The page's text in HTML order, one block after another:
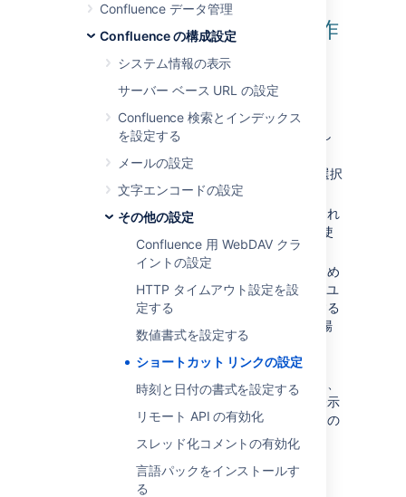
Confluence データ管理
Confluence の構成設定
システム情報の表示
サーバー ベース URL の設定
Confluence 検索とインデックス
を設定する
メールの設定
文字エンコードの設定
その他の設定
Confluence 用 WebDAV クラ
イントの設定
HTTP タイムアウト設定を設
定する
数値書式を設定する
ショートカット リンクの設定
時刻と日付の書式を設定する
リモート API の有効化
スレッド化コメントの有効化
言語パックをインストールす
る
ショートカット リンクの作
ショートカット リンクの作成手順
管理] を選択し、[
] を選択し
左側のパネルでショートカット リンク
選択
します。
ショートカットの
を入力します。これ
は、ユーザーが URL を参照するために使
用するショートカット名です。
を入力します。これがリンクのため
の URL です。URL 内に '%s' を使用してユ
ーザーの入力が挿入される場所を指定する
ことができます。URL 内に '%s' がない場
合、ユーザーの入力は末尾に挿入されま
既定のエイリアスを入力します。これは、
ショートカットが使用されるページに表示
されるリンクのテキストです。ユーザーの
テキストは '%s' に置換されています。